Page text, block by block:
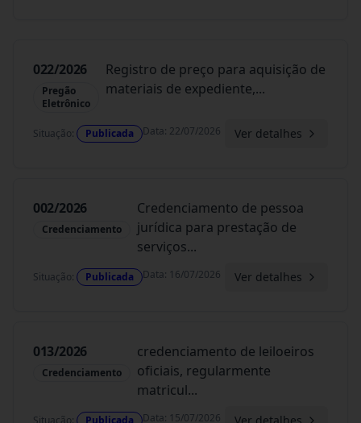
022/2026
Pregão
Eletrônico
Registro de preço para aquisição de
materiais de expediente,...
Situação: Publicada Data: 22/07/2026 Ver detalhes
002/2026
Credenciamento
Credenciamento de pessoa
jurídica para prestação de
serviços...
Situação: Publicada Data: 16/07/2026 Ver detalhes
013/2026
Credenciamento
credenciamento de leiloeiros
oficiais, regularmente
matricul...
Situação: Publicada Data: 15/07/2026